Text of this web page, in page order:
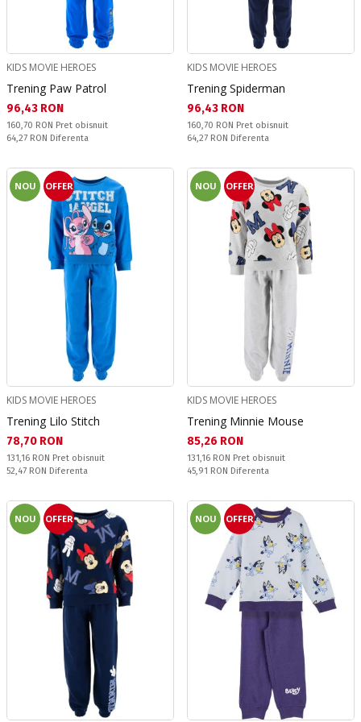
KIDS MOVIE HEROES
Trening Paw Patrol
Текуща цена:
96,43 RON
Pret obisnuit:
160,70 RON Pret obisnuit
Спестявате:
64,27 RON Diferenta
KIDS MOVIE HEROES
Trening Spiderman
Текуща цена:
96,43 RON
Pret obisnuit:
160,70 RON Pret obisnuit
Спестявате:
64,27 RON Diferenta
NOU OFFER
KIDS MOVIE HEROES
Trening Lilo Stitch
Текуща цена:
78,70 RON
Pret obisnuit:
131,16 RON Pret obisnuit
Спестявате:
52,47 RON Diferenta
NOU OFFER
KIDS MOVIE HEROES
Trening Minnie Mouse
Текуща цена:
85,26 RON
Pret obisnuit:
131,16 RON Pret obisnuit
Спестявате:
45,91 RON Diferenta
NOU OFFER NOU OFFER